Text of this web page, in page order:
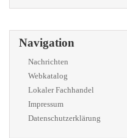
Navigation
Nachrichten
Webkatalog
Lokaler Fachhandel
Impressum
Datenschutzerklärung